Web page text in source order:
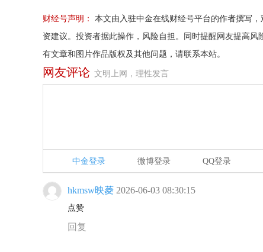
财经号声明：
本文由入驻中金在线财经号平台的作者撰写
资建议。投资者据此操作，风险自担。同时提醒网友提高
有文章和图片作品版权及其他问题，请联系本站。
网友评论 文明上网，理性发言
中金登录 微博登录 QQ登录
hkmsw映菱 2026-06-03 08:30:15
点赞
回复